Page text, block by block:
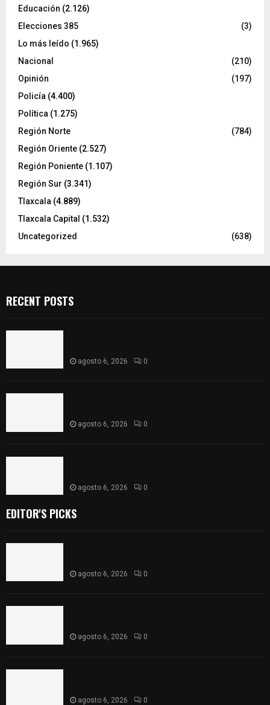
Educación (2.126)
Elecciones 385
(3)
Lo más leído (1.965)
Nacional
(210)
Opinión
(197)
Policía (4.400)
Política (1.275)
Región Norte
(784)
Región Oriente (2.527)
Región Poniente (1.107)
Región Sur (3.341)
Tlaxcala (4.889)
Tlaxcala Capital (1.532)
Uncategorized
(638)
RECENT POSTS
agosto 6, 2026 0
agosto 6, 2026 0
agosto 6, 2026 0
EDITOR'S PICKS
agosto 6, 2026 0
agosto 6, 2026 0
agosto 6, 2026 0